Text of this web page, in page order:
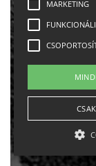
Ebike
MARKETING